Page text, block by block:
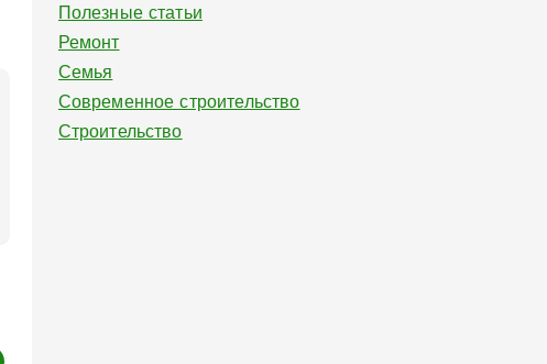
Полезные статьи
Ремонт
Семья
Современное строительство
Строительство